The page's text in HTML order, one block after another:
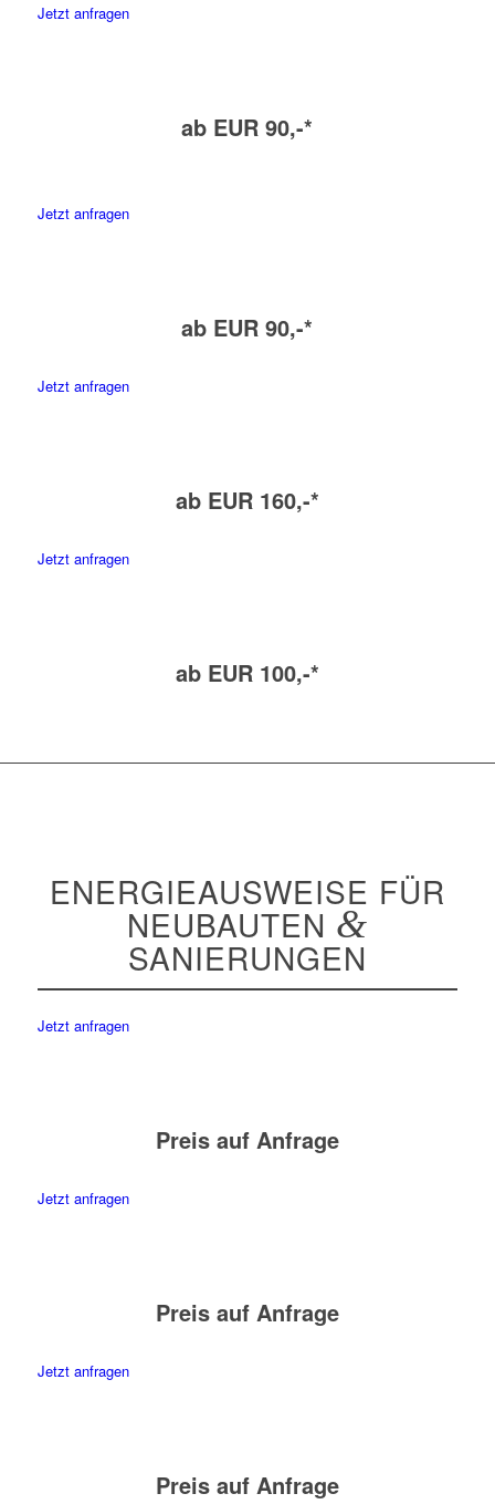
Jetzt anfragen
ab EUR 90,-*
Jetzt anfragen
ab EUR 90,-*
Jetzt anfragen
ab EUR 160,-*
Jetzt anfragen
ab EUR 100,-*
ENERGIEAUSWEISE FÜR
NEUBAUTEN &
SANIERUNGEN
Jetzt anfragen
Preis auf Anfrage
Jetzt anfragen
Preis auf Anfrage
Jetzt anfragen
Preis auf Anfrage